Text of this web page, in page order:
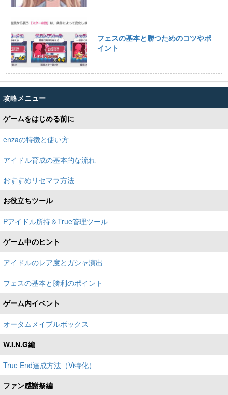
フェスの基本と勝つためのコツやポ
イント
攻略メニュー
ゲームをはじめる前に
enzaの特徴と使い方
アイドル育成の基本的な流れ
おすすめリセマラ方法
お役立ちツール
Pアイドル所持＆True管理ツール
ゲーム中のヒント
アイドルのレア度とガシャ演出
フェスの基本と勝利のポイント
ゲーム内イベント
オータムメイプルボックス
W.I.N.G編
True End達成方法（Vi特化）
ファン感謝祭編